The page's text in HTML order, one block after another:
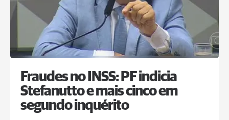
Fraudes no INSS: PF indicia
Stefanutto e mais cinco em
segundo inquérito